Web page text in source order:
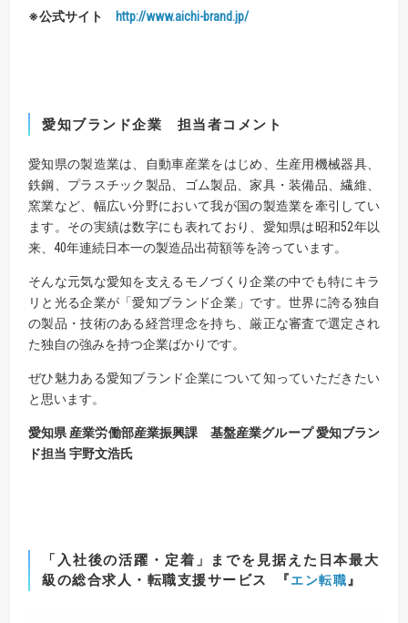
※公式サイト http://www.aichi-brand.jp/
愛知ブランド企業 担当者コメント
愛知県の製造業は、自動車産業をはじめ、生産用機械器具、
鉄鋼、プラスチック製品、ゴム製品、家具・装備品、繊維、
窯業など、幅広い分野において我が国の製造業を牽引してい
ます。その実績は数字にも表れており、愛知県は昭和52年以
来、40年連続日本一の製造品出荷額等を誇っています。
そんな元気な愛知を支えるモノづくり企業の中でも特にキラ
リと光る企業が「愛知ブランド企業」です。世界に誇る独自
の製品・技術のある経営理念を持ち、厳正な審査で選定され
た独自の強みを持つ企業ばかりです。
ぜひ魅力ある愛知ブランド企業について知っていただきたい
と思います。
愛知県 産業労働部産業振興課 基盤産業グループ 愛知ブラン
ド担当 宇野文浩氏
「入社後の活躍・定着」までを見据えた 日本最大
級の総合求人・転職支援サービス
『エン転職』